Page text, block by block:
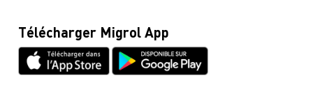
Glossaire
Netiquette
Fiches techniques & instructions
Migrolcard
0844 03 03 03
Infoline Cumulus
Télécharger Migrol App